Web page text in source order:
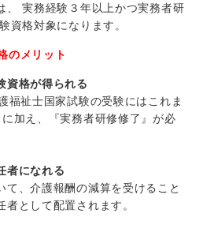
、 実務経験３年以上かつ実務者研
資格対象になります。
のメリット
格が得られる
福祉士国家試験の受験にはこれま
加え、『実務者研修修了』が必
になれる
て、介護報酬の減算を受けること
として配置されます。